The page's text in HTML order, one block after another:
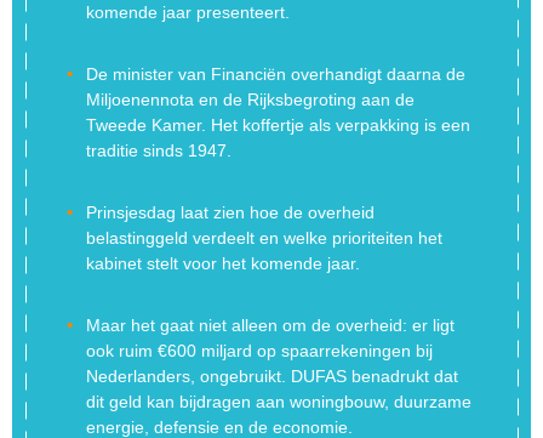
komende jaar presenteert.
De minister van Financiën overhandigt daarna de
Miljoenennota en de Rijksbegroting aan de
Tweede Kamer. Het koffertje als verpakking is een
traditie sinds 1947.
Prinsjesdag laat zien hoe de overheid
belastinggeld verdeelt en welke prioriteiten het
kabinet stelt voor het komende jaar.
Maar het gaat niet alleen om de overheid: er ligt
ook ruim €600 miljard op spaarrekeningen bij
Nederlanders, ongebruikt. DUFAS benadrukt dat
dit geld kan bijdragen aan woningbouw, duurzame
energie, defensie en de economie.